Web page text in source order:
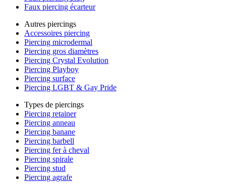
Faux piercing écarteur
Autres piercings
Accessoires piercing
Piercing microdermal
Piercing gros diamètres
Piercing Crystal Evolution
Piercing Playboy
Piercing surface
Piercing LGBT & Gay Pride
Types de piercings
Piercing retainer
Piercing anneau
Piercing banane
Piercing barbell
Piercing fer à cheval
Piercing spirale
Piercing stud
Piercing agrafe